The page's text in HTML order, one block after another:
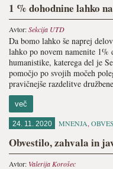
1 % dohodnine lahko
Avtor:Sekcija UTD
Da bomo lahko še naprej
lahko po novem namenite
humanistike, katerega del je
pomočjo po svojih močeh
pravičnejše razdelitve
več
24. 11. 2020 MNENJA,
Obvestilo, zahvala in
Avtor: Valerija Korošec